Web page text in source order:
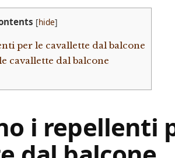
[hide]
per le cavallette dal balcone
cavallette dal balcone
i repellenti